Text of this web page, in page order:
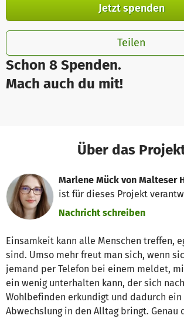
Schon 8 Spenden.
Mach auch du mit!
Jetzt spenden
Teilen
Über das
Marlene Mück von Malteser
ist für dieses Projekt
Nachricht schreiben
Einsamkeit kann alle Menschen treffen,
sind. Umso mehr freut man sich, wenn
jemand per Telefon bei einem meldet,
ein wenig unterhalten kann, der sich
Wohlbefinden erkundigt und dadurch ein
Abwechslung in den Alltag bringt. Genau